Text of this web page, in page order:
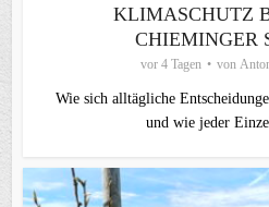
KLIMASCHUTZ
CHIEMINGER
vor 4 Tagen von
Wie sich alltägliche
und wie jeder